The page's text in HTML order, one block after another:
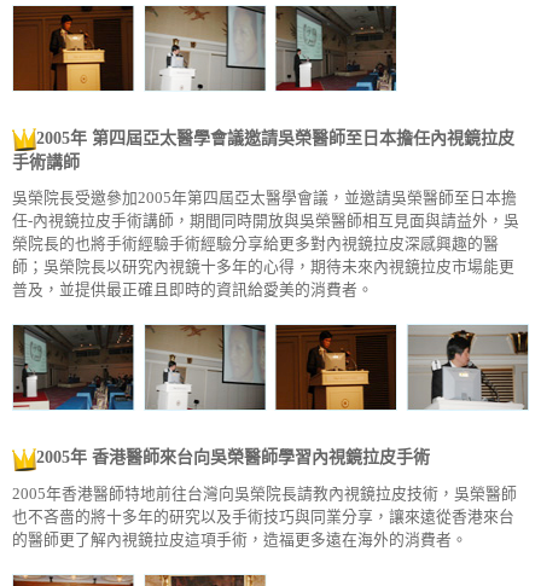
2005年 第四屆亞太醫學會議邀請吳榮醫師至日本擔任內視鏡拉皮
手術講師
吳榮院長受邀參加2005年第四屆亞太醫學會議，並邀請吳榮醫師至日本擔
任-內視鏡拉皮手術講師，期間同時開放與吳榮醫師相互見面與請益外，吳
榮院長的也將手術經驗手術經驗分享給更多對內視鏡拉皮深感興趣的醫
師；吳榮院長以研究內視鏡十多年的心得，期待未來內視鏡拉皮市場能更
普及，並提供最正確且即時的資訊給愛美的消費者。
2005年 香港醫師來台向吳榮醫師學習內視鏡拉皮手術
2005年香港醫師特地前往台灣向吳榮院長請教內視鏡拉皮技術，吳榮醫師
也不吝嗇的將十多年的研究以及手術技巧與同業分享，讓來遠從香港來台
的醫師更了解內視鏡拉皮這項手術，造福更多遠在海外的消費者。